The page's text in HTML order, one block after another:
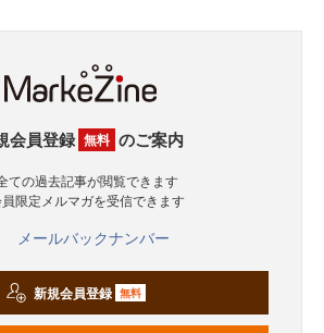
会員登録 無料 のご案内
ての過去記事が閲覧できます
員限定メルマガを受信できます
メールバックナンバー
新規会員登録 無料